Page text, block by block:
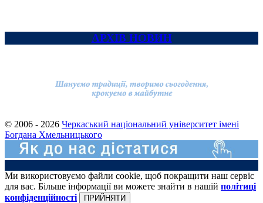
АРХІВ НОВИН
© 2006 - 2026 Черкаський національний університет імені
Богдана Хмельницького
Ми використовуємо файли cookie, щоб покращити наш сервіс
для вас. Більше інформації ви можете знайти в нашій політиці
конфіденційності
ПРИЙНЯТИ